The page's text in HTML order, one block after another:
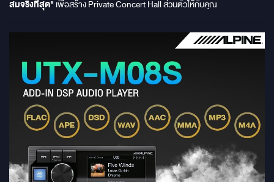
สมจริงที่สุด" เพื่อสร้าง Private Concert Hall ส่วนตัวให้กับคุณ